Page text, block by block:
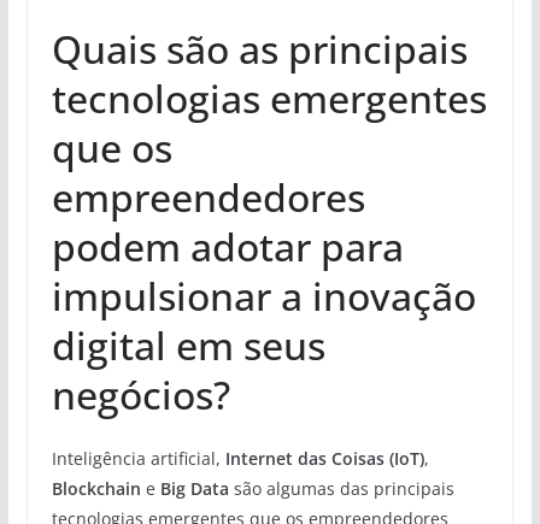
Quais são as principais
tecnologias emergentes
que os
empreendedores
podem adotar para
impulsionar a inovação
digital em seus
negócios?
Inteligência artificial, Internet das Coisas (IoT),
Blockchain e Big Data são algumas das principais
tecnologias emergentes que os empreendedores